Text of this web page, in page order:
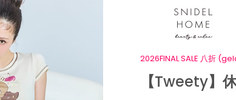
2026FINAL SALE 八折
【Tweety】